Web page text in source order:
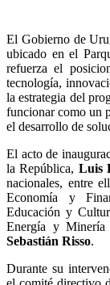
El Gobierno de
ubicado en el
refuerza el
tecnología,
la estrategia del
funcionar como un
el desarrollo de
El acto de
la República, Luis
nacionales, entre
Economía y
Educación y
Energía y Minería
Sebastián Risso.
Durante su